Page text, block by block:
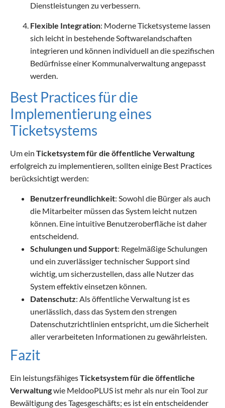
Dienstleistungen zu verbessern.
Flexible Integration: Moderne Ticketsysteme lassen
sich leicht in bestehende Softwarelandschaften
integrieren und können individuell an die spezifischen
Bedürfnisse einer Kommunalverwaltung angepasst
werden.
Best Practices für die
Implementierung eines
Ticketsystems
Um ein Ticketsystem für die öffentliche Verwaltung
erfolgreich zu implementieren, sollten einige Best Practices
berücksichtigt werden:
Benutzerfreundlichkeit: Sowohl die Bürger als auch
die Mitarbeiter müssen das System leicht nutzen
können. Eine intuitive Benutzeroberfläche ist daher
entscheidend.
Schulungen und Support: Regelmäßige Schulungen
und ein zuverlässiger technischer Support sind
wichtig, um sicherzustellen, dass alle Nutzer das
System effektiv einsetzen können.
Datenschutz: Als öffentliche Verwaltung ist es
unerlässlich, dass das System den strengen
Datenschutzrichtlinien entspricht, um die Sicherheit
aller verarbeiteten Informationen zu gewährleisten.
Fazit
Ein leistungsfähigesTicketsystem für die öffentliche
Verwaltungwie MeldooPLUS ist mehr als nur ein Tool zur
Bewältigung des Tagesgeschäfts; es ist ein entscheidender